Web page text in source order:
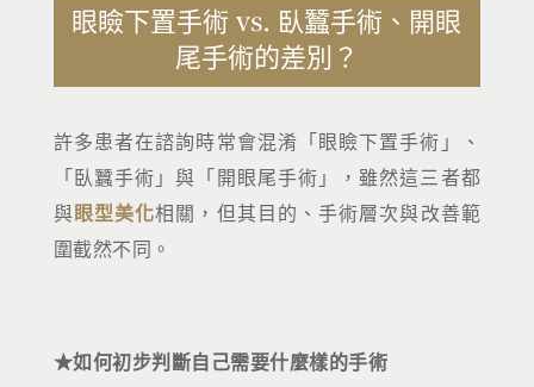
眼瞼下置手術 vs. 臥蠶手術、開眼
尾手術的差別？
許多患者在諮詢時常會混淆「眼瞼下置手術」、
「臥蠶手術」與「開眼尾手術」，雖然這三者都
與眼型美化相關，但其目的、手術層次與改善範
圍截然不同。
★如何初步判斷自己需要什麼樣的手術